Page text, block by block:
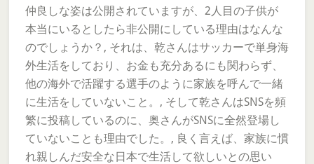
仲良しな姿は公開されていますが、2人目の子供が
本当にいるとしたら非公開にしている理由はなんな
のでしょうか？, それは、乾さんはサッカーで単身海
外生活をしており、お金も充分あるにも関わらず、
他の海外で活躍する選手のように家族を呼んで一緒
に生活をしていないこと。, そして乾さんはSNSを頻
繁に投稿しているのに、奥さんがSNSに全然登場し
ていないことも理由でした。, 良く言えば、家族に慣
れ親しんだ安全な日本で生活して欲しいとの思い